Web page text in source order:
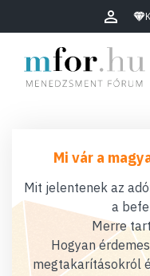
Mi vár a
Mit jelentenek az
a
Merre
Hogyan
megtakarításokról